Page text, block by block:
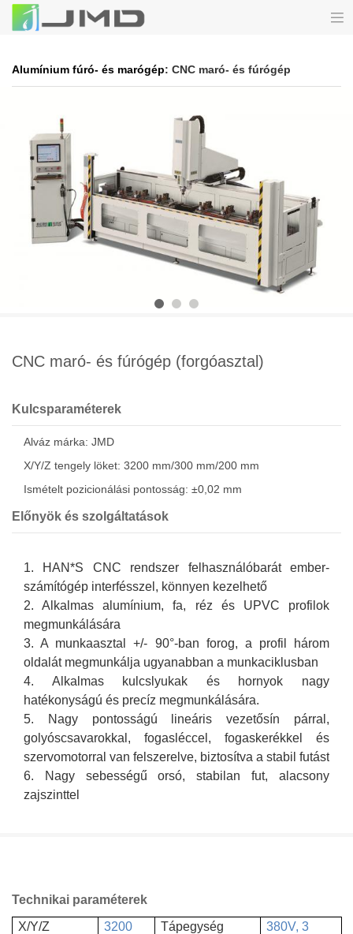
Alumínium fúró- és marógép: CNC maró- és fúrógép
CNC maró- és fúrógép (forgóasztal)
Kulcsparaméterek
Alváz márka: JMD
X/Y/Z tengely löket: 3200 mm/300 mm/200 mm
Ismételt pozicionálási pontosság: ±0,02 mm
Előnyök és szolgáltatások
1. HAN*S CNC rendszer felhasználóbarát ember-
számítógép interfésszel, könnyen kezelhető
2. Alkalmas alumínium, fa, réz és UPVC profilok
megmunkálására
3. A munkaasztal +/- 90°-ban forog, a profil három
oldalát megmunkálja ugyanabban a munkaciklusban
4. Alkalmas kulcslyukak és hornyok nagy
hatékonyságú és precíz megmunkálására.
5. Nagy pontosságú lineáris vezetősín párral,
golyóscsavarokkal, fogasléccel, fogaskerékkel és
szervomotorral van felszerelve, biztosítva a stabil futást
6. Nagy sebességű orsó, stabilan fut, alacsony
zajszinttel
Technikai paraméterek
X/Y/Z
3200
Tápegység
380V, 3